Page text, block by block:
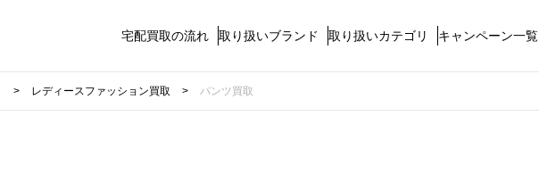
宅配買取の流れ 取り扱いブランド 取り扱いカテゴリ キャンペーン一覧
レディースファッション買取 パンツ買取